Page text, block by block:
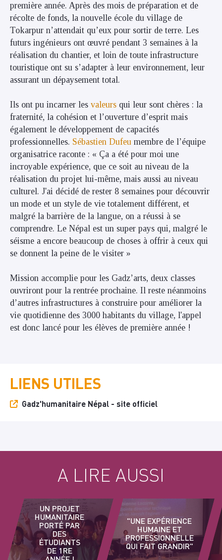
première année. Après des mois de préparation et de
récolte de fonds, la nouvelle école du village de
Tokarpur n’attendait qu’eux pour sortir de terre. Les
futurs ingénieurs ont œuvré pendant 3 semaines à la
réalisation du chantier, et loin de toute infrastructure
touristique ont su s’adapter à leur environnement, leur
assurant un dépaysement total.
Ils ont pu incarner les valeurs qui leur sont chères : la
fraternité, la cohésion et l’ouverture d’esprit mais
également le développement de capacités
professionnelles. Sébastien Dufeu membre de l’équipe
organisatrice raconte : « Ça a été pour moi une
incroyable expérience, que ce soit au niveau de la
réalisation du projet lui-même, mais aussi au niveau
culturel. J'ai décidé de rester 8 semaines pour découvrir
un mode et un style de vie totalement différent, et
malgré la barrière de la langue, on a réussi à se
comprendre. Le Népal est un super pays qui, malgré le
séisme a encore beaucoup de choses à offrir à ceux qui
se donnent la peine de le visiter »
Mission accomplie pour les Gadz’arts, deux classes
ouvriront pour la rentrée prochaine. Il reste néanmoins
d’autres infrastructures à construire pour améliorer la
vie quotidienne des 3000 habitants du village, l'appel
est donc lancé pour les élèves de première année !
LIENS UTILES
Gadz'humanitaire Népal - site officiel
A LIRE AUSSI
UN PROJET
HUMANITAIRE
PORTÉ PAR
DES
ÉTUDIANTS
DE 1RE
"UNE EXPÉRIENCE
HUMAINE ET
PROFESSIONNELLE
QUI FAIT GRANDIR"